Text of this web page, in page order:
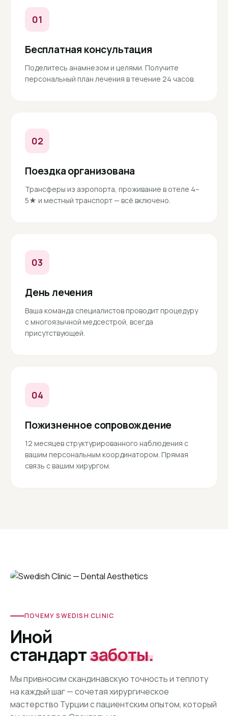
01
Бесплатная консультация
Поделитесь анамнезом и целями. Получите
персональный план лечения в течение 24 часов.
02
Поездка организована
Трансферы из аэропорта, проживание в отеле 4–
5★ и местный транспорт — всё включено.
03
День лечения
Ваша команда специалистов проводит процедуру
с многоязычной медсестрой, всегда
присутствующей.
04
Пожизненное сопровождение
12 месяцев структурированного наблюдения с
вашим персональным координатором. Прямая
связь с вашим хирургом.
ПОЧЕМУ SWEDISH CLINIC
Иной
стандартзаботы.
Мы привносим скандинавскую точность и теплоту
на каждый шаг — сочетая хирургическое
мастерство Турции с пациентским опытом, который